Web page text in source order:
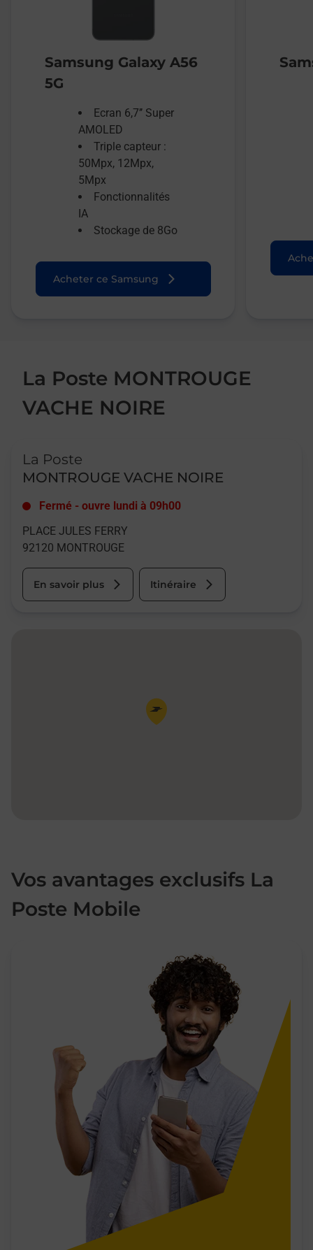
Samsung Galaxy A56
5G
Ecran 6,7’’ Super
AMOLED
Triple capteur :
50Mpx, 12Mpx,
5Mpx
Fonctionnalités
IA
Stockage de 8Go
Acheter ce Samsung
La Poste MONTROUGE
VACHE NOIRE
La Poste
MONTROUGE VACHE NOIRE
Fermé - ouvre lundi à 09h00
PLACE JULES FERRY
92120 MONTROUGE
En savoir plus Itinéraire
Pin de la carte
Vos avantages exclusifs La
Poste Mobile